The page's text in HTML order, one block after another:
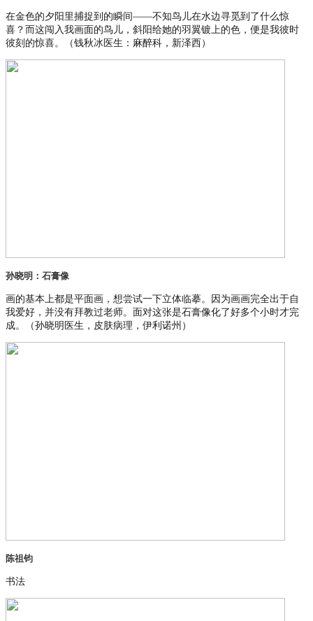
在金色的夕阳里捕捉到的瞬间——不知鸟儿在水边寻觅到了什么惊
喜？而这闯入我画面的鸟儿，斜阳给她的羽翼镀上的色，便是我彼时
彼刻的惊喜。（钱秋冰医生：麻醉科，新泽西）
孙晓明：石膏像
画的基本上都是平面画，想尝试一下立体临摹。因为画画完全出于自
我爱好，并没有拜教过老师。面对这张是石膏像化了好多个小时才完
成。（孙晓明医生，皮肤病理，伊利诺州）
陈祖钧
书法